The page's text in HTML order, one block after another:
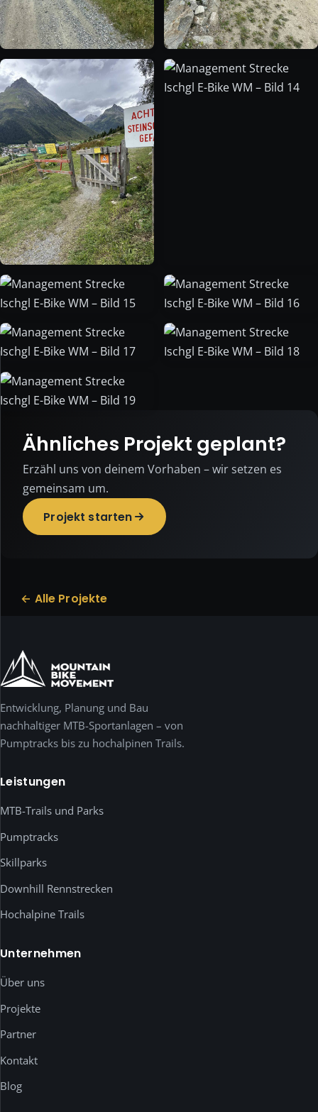
Ähnliches Projekt geplant?
Erzähl uns von deinem Vorhaben – wir setzen es
gemeinsam um.
Projekt starten
← Alle Projekte
Entwicklung, Planung und Bau
nachhaltiger MTB-Sportanlagen – von
Pumptracks bis zu hochalpinen Trails.
Leistungen
MTB-Trails und Parks
Pumptracks
Skillparks
Downhill Rennstrecken
Hochalpine Trails
Unternehmen
Über uns
Projekte
Partner
Kontakt
Blog
&
Cookies
Diese
Website
ist
datensparsam
und
nutzt
oder
ist
nur
Speichern
deiner
Auswahl.
Medien
wie
YouTube-
werden
erst
nach
deiner
Einwilligung
Unten
du
jeden
Dienst
einzeln
und
freigeben.